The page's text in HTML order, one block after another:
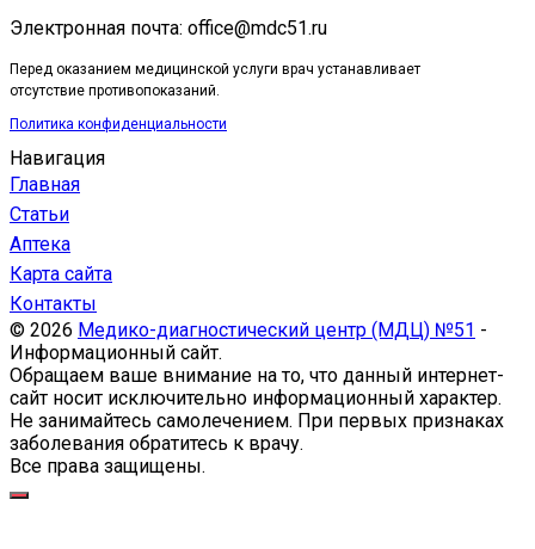
Электронная почта: office@mdc51.ru
Перед оказанием медицинской услуги врач устанавливает
отсутствие противопоказаний.
Политика конфиденциальности
Навигация
Главная
Статьи
Аптека
Карта сайта
Контакты
© 2026 Медико-диагностический центр (МДЦ) №51 -
Информационный сайт.
Обращаем ваше внимание на то, что данный интернет-
сайт носит исключительно информационный характер.
Не занимайтесь самолечением. При первых признаках
заболевания обратитесь к врачу.
Все права защищены.